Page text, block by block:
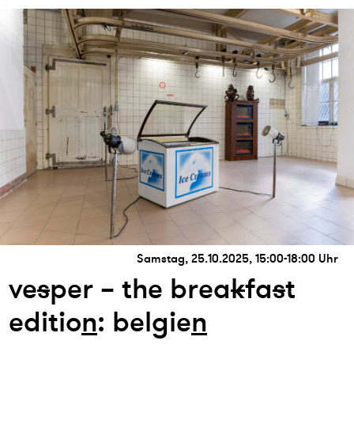
Samstag, 25.10.2025, 15:00-18:00 Uhr
vesper – the breakfast
edition: belgien